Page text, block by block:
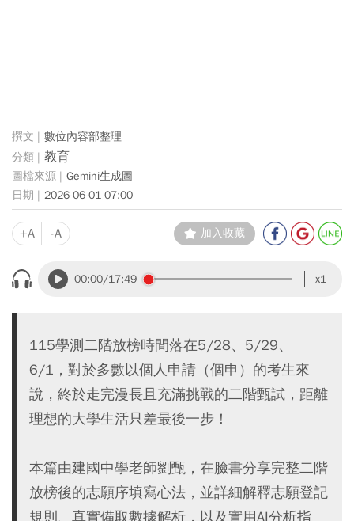
數位內容部整理
教育
Gemini生成圖
2026-06-01 07:00
+A -A 加入收藏
00:00/17:49 x1
115學測二階放榜時間落在5/28、5/29、
6/1，對於多數以個人申請（個申）的考生來
說，終於走完漫長且充滿挑戰的二階甄試，距離
理想的大學生活只差最後一步！
本篇由建國中學老師劉甄，在臉書分享完整二階
放榜後的志願序填寫心法，並詳細解釋志願登記
規則、真實備取數據解析，以及實用AI分析指